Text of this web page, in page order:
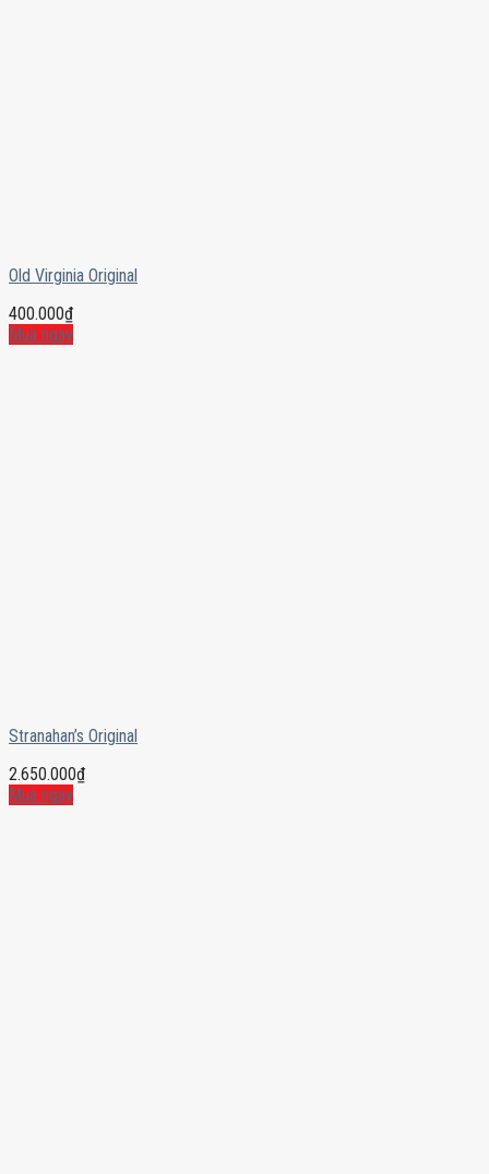
Old Virginia Original
400.000₫
Mua ngay
Stranahan’s Original
2.650.000₫
Mua ngay